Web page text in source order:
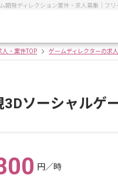
開発ディレクション案件・求人募集｜フ
人・案件TOP ゲームディレクターの求
3Dソーシャル
円／時